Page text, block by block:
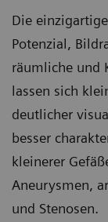
Die
Potenzial,
räumliche und
lassen sich
deutlicher
besser
kleinerer
Aneurysmen,
und Stenosen.